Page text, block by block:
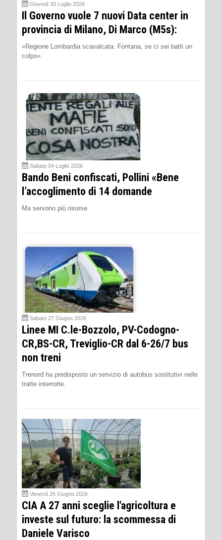
Giovedì 30 Luglio 2026
Il Governo vuole 7 nuovi Data center in
provincia di Milano, Di Marco (M5s):
«Regione Lombardia scavalcata. Fontana, se ci sei batti un
colpo»
Sabato 04 Luglio 2026
Bando Beni confiscati, Pollini «Bene
l’accoglimento di 14 domande
Ma servono più risorse
Sabato 27 Giugno 2026
Linee MI C.le-Bozzolo, PV-Codogno-
CR,BS-CR, Treviglio-CR dal 6-26/7 bus
non treni
Trenord ha predisposto un servizio di autobus sostitutivi nelle
tratte interrotte.
Venerdì 26 Giugno 2026
CIA A 27 anni sceglie l'agricoltura e
investe sul futuro: la scommessa di
Daniele Varisco